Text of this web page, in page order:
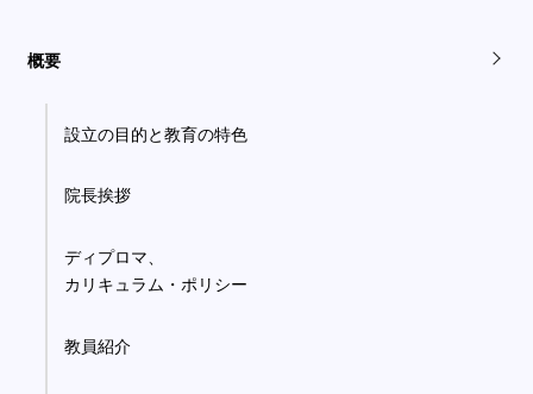
概要
設立の目的と教育の特色
院長挨拶
ディプロマ、
カリキュラム・ポリシー
教員紹介